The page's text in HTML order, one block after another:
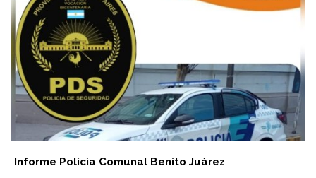
Informe Policìa Comunal Benito Juàrez